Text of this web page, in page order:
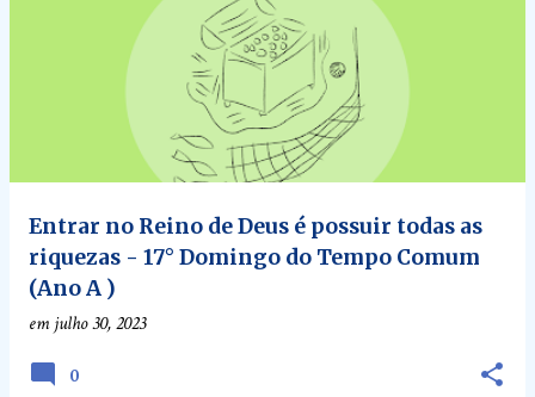
Entrar no Reino de Deus é possuir todas as
riquezas - 17° Domingo do Tempo Comum
(Ano A )
emjulho 30, 2023
0